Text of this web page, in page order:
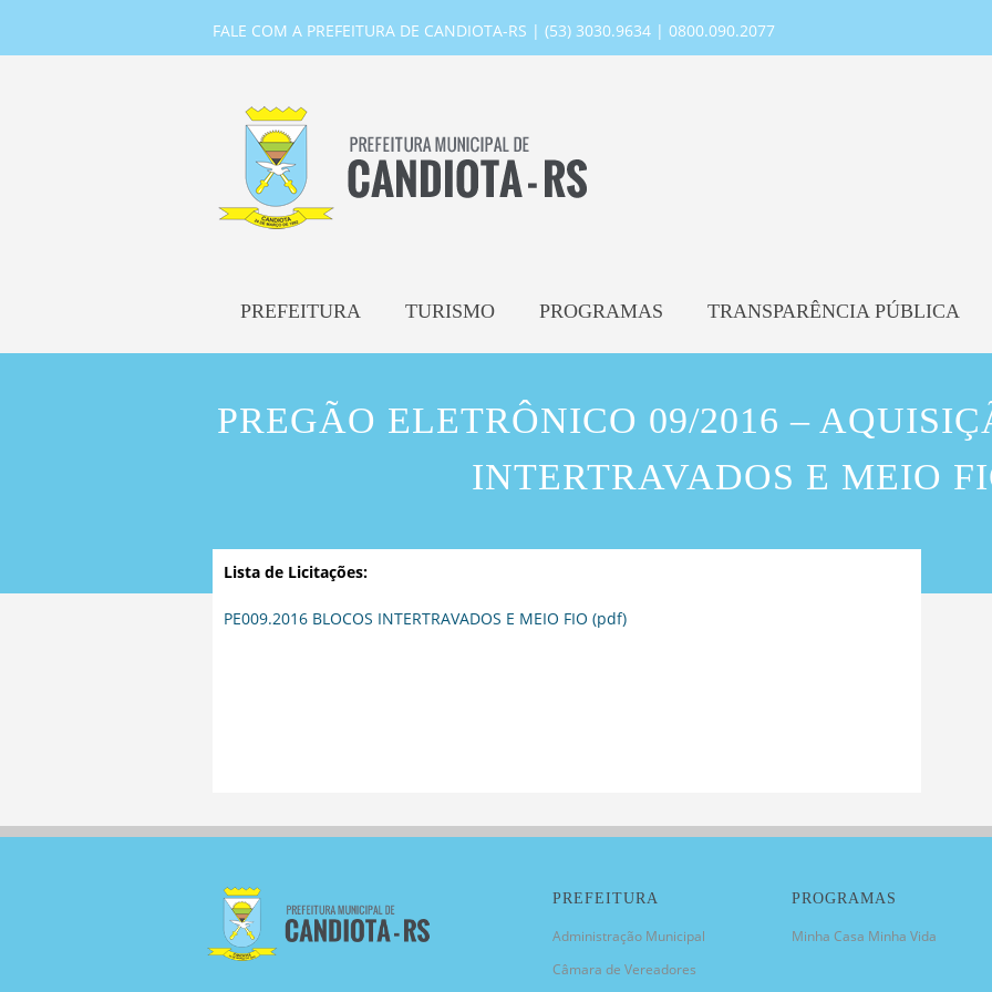
FALE COM A PREFEITURA DE CANDIOTA-RS | (53) 3030.9634 | 0800.090.2077
PREFEITURA TURISMO PROGRAMAS TRANSPARÊNCIA PÚBLICA
PREGÃO ELETRÔNICO 09/2016 –
INTERTRAVADOS E MEIO
Lista de Licitações:
PE009.2016 BLOCOS INTERTRAVADOS E MEIO FIO (pdf)
PREFEITURA
Administração Municipal
Câmara de Vereadores
PROGRAMAS
Minha Casa Minha Vida